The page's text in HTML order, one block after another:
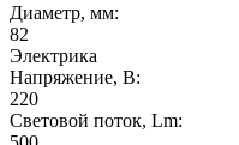
Диаметр, мм:
82
Электрика
Напряжение, В:
220
Световой поток, Lm: